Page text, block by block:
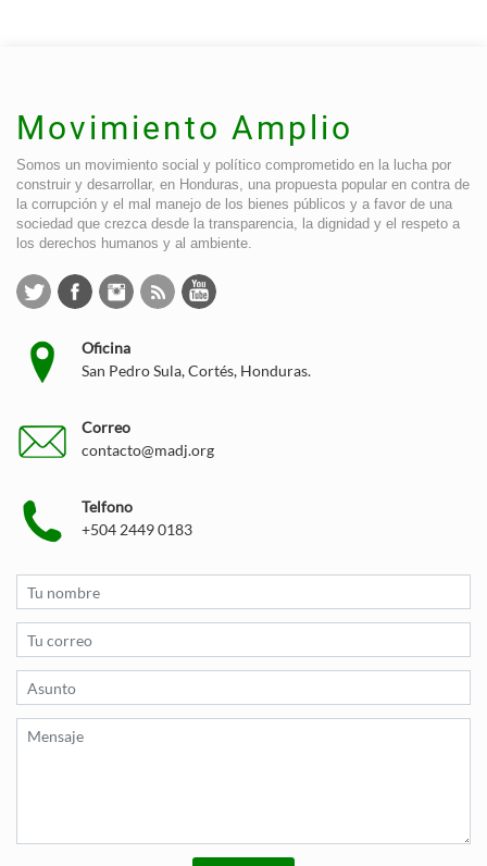
Movimiento Amplio
Somos un movimiento social y político comprometido en la lucha por
construir y desarrollar, en Honduras, una propuesta popular en contra de
la corrupción y el mal manejo de los bienes públicos y a favor de una
sociedad que crezca desde la transparencia, la dignidad y el respeto a
los derechos humanos y al ambiente.
Oficina
San Pedro Sula, Cortés, Honduras.
Correo
contacto@madj.org
Telfono
+504 2449 0183